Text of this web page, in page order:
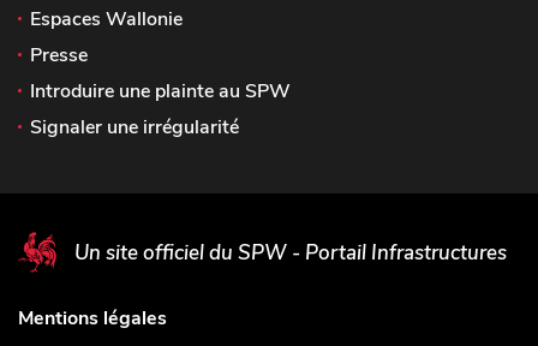
Espaces Wallonie
Presse
Introduire une plainte au SPW
Signaler une irrégularité
Un site officiel du SPW - Portail Infrastructures
Mentions légales